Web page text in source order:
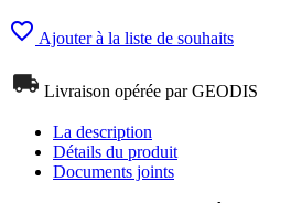
 Ajouter à la liste de souhaits
Livraison opérée par GEODIS
La description
Détails du produit
Documents joints